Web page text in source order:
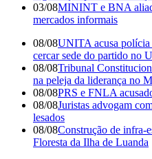
03/08MININT e BNA
mercados informais
08/08UNITA acusa polícia
cercar sede do partido no
08/08Tribunal
na peleja da liderança no
08/08PRS e FNLA
08/08Juristas advogam
lesados
08/08Construção de infra-
Floresta da Ilha de Luanda